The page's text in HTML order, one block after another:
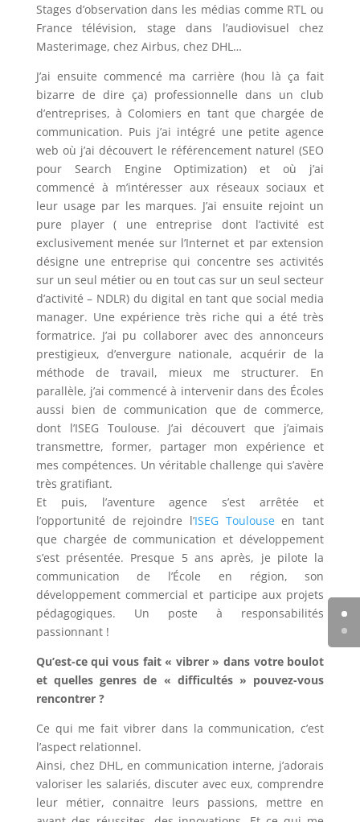
Stages d’observation dans les médias comme RTL ou
France télévision, stage dans l’audiovisuel chez
Masterimage, chez Airbus, chez DHL…
J’ai ensuite commencé ma carrière (hou là ça fait
bizarre de dire ça) professionnelle dans un club
d’entreprises, à Colomiers en tant que chargée de
communication. Puis j’ai intégré une petite agence
web où j’ai découvert le référencement naturel (SEO
pour Search Engine Optimization) et où j’ai
commencé à m’intéresser aux réseaux sociaux et
leur usage par les marques. J’ai ensuite rejoint un
pure player ( une entreprise dont l’activité est
exclusivement menée sur l’Internet et par extension
désigne une entreprise qui concentre ses activités
sur un seul métier ou en tout cas sur un seul secteur
d’activité – NDLR) du digital en tant que social media
manager. Une expérience très riche qui a été très
formatrice. J’ai pu collaborer avec des annonceurs
prestigieux, d’envergure nationale, acquérir de la
méthode de travail, mieux me structurer. En
parallèle, j’ai commencé à intervenir dans des Écoles
aussi bien de communication que de commerce,
dont l’ISEG Toulouse. J’ai découvert que j’aimais
transmettre, former, partager mon expérience et
mes compétences. Un véritable challenge qui s’avère
très gratifiant.
Et puis, l’aventure agence s’est arrêtée et
l’opportunité de rejoindre l’ISEG Toulouseen tant
que chargée de communication et développement
s’est présentée. Presque 5 ans après, je pilote la
communication de l’École en région, son
développement commercial et participe aux projets
pédagogiques. Un poste à responsabilités
passionnant !
Qu’est-ce qui vous fait « vibrer » dans votre boulot
et quelles genres de « difficultés » pouvez-vous
rencontrer ?
Ce qui me fait vibrer dans la communication, c’est
l’aspect relationnel.
Ainsi, chez DHL, en communication interne, j’adorais
valoriser les salariés, discuter avec eux, comprendre
leur métier, connaitre leurs passions, mettre en